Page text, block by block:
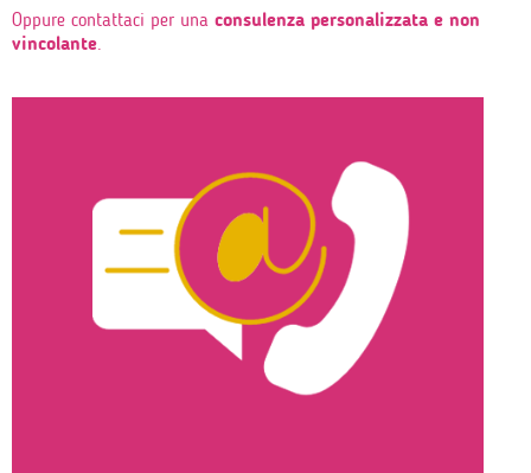
Oppure contattaci per una consulenza personalizzata e non
vincolante